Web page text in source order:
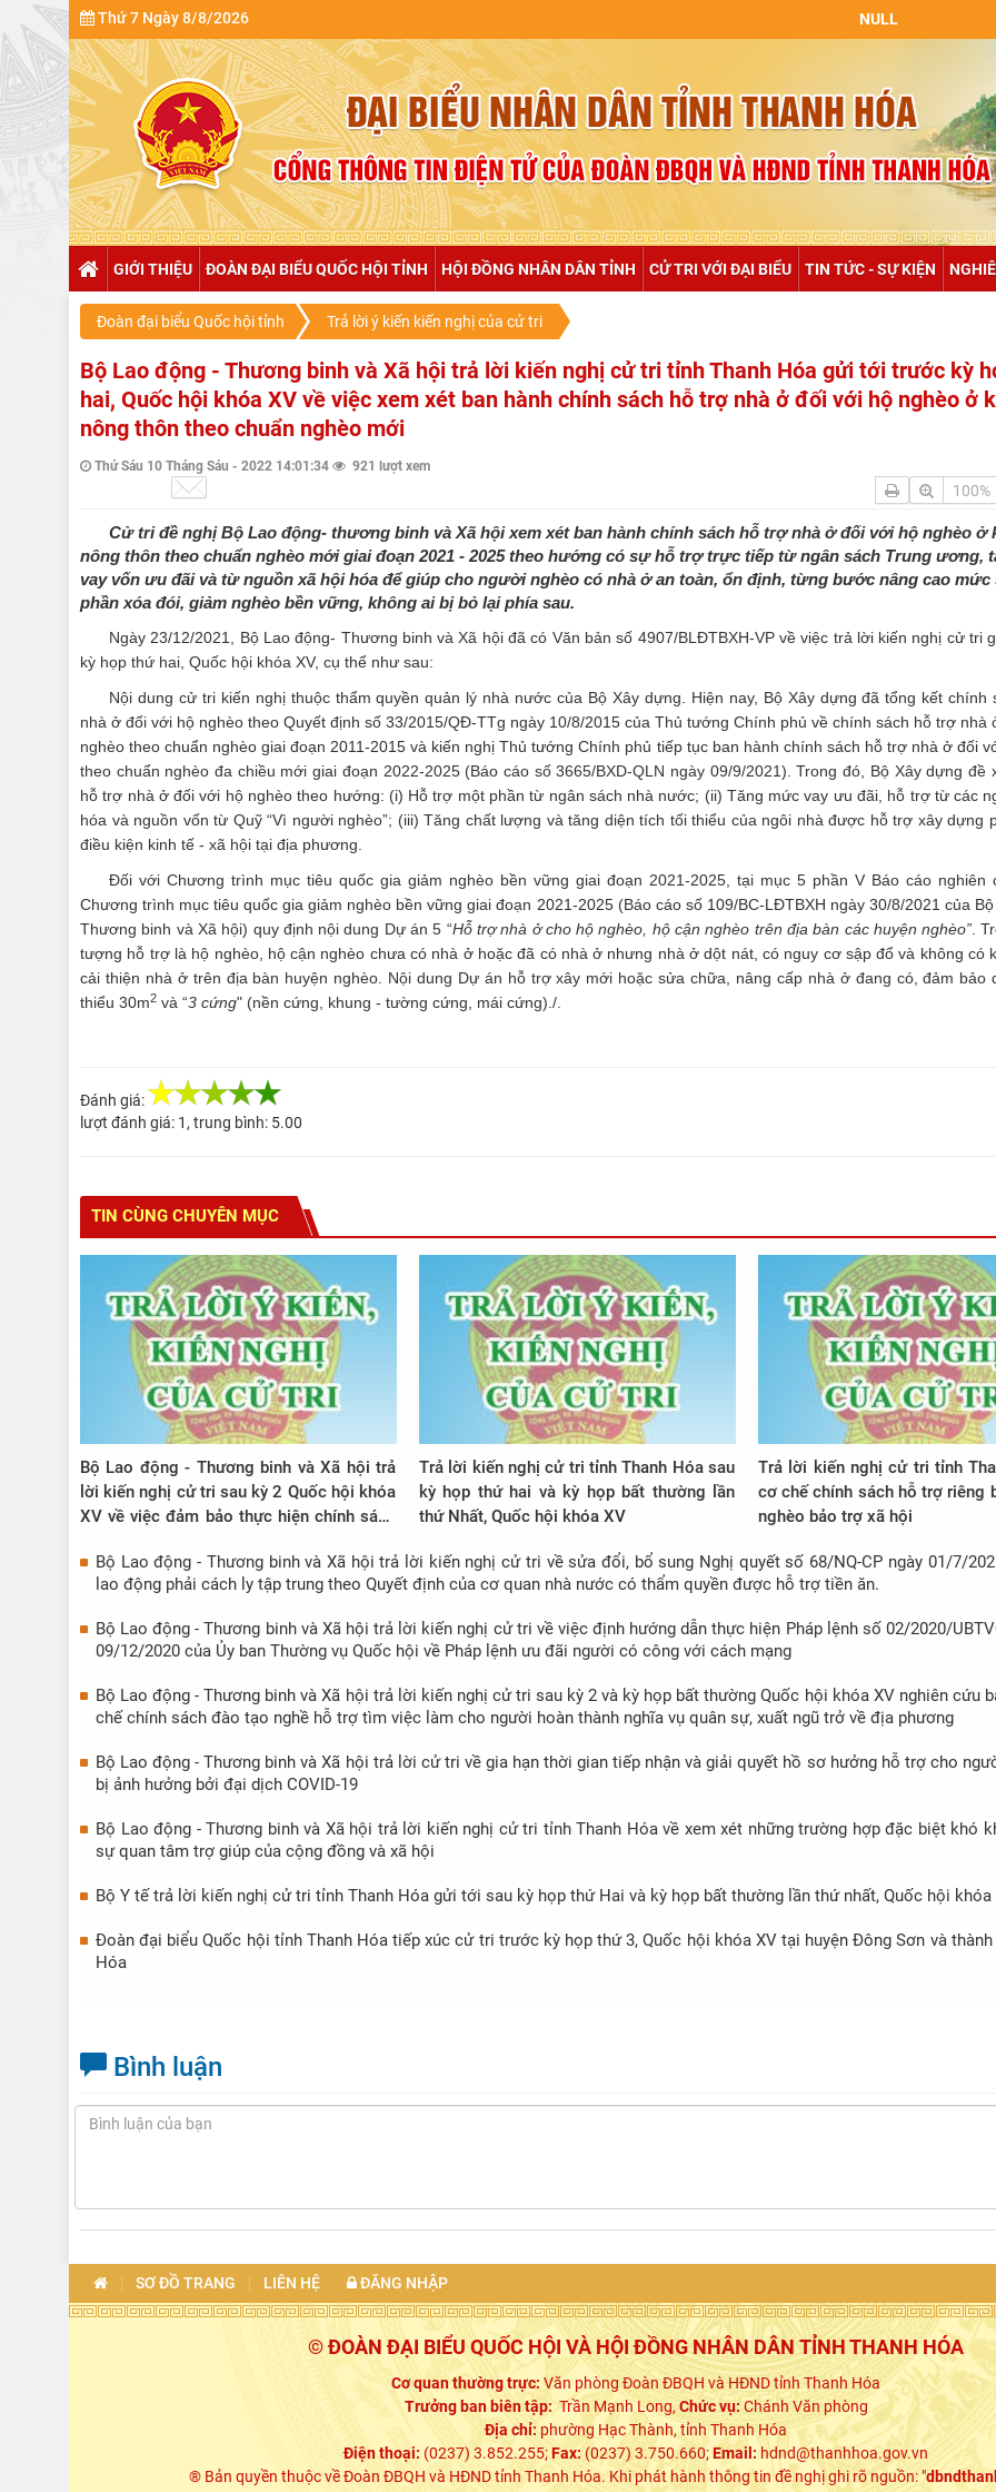
Thứ 7 Ngày 8/8/2026
GIỚI THIỆU ĐOÀN ĐẠI BIỂU QUỐC HỘI TỈNH HỘI ĐỒNG NHÂN DÂN TỈNH CỬ TRI VỚI ĐẠI BIỂU TIN TỨC - SỰ KIỆN
Đoàn đại biểu Quốc hội tỉnh Trả lời ý kiến kiến nghị của cử tri
Bộ Lao động - Thương binh và Xã hội trả lời kiến nghị cử tri tỉnh Thanh Hóa gửi tới trước kỳ
hai, Quốc hội khóa XV về việc xem xét ban hành chính sách hỗ trợ nhà ở đối với hộ nghèo ở
nông thôn theo chuẩn nghèo mới
Thứ Sáu 10 Tháng Sáu - 2022 14:01:34 921 lượt xem
100%
Cử tri đề nghị Bộ Lao động- thương binh và Xã hội xem xét ban hành chính sách hỗ trợ nhà ở đối với hộ nghèo ở
nông thôn theo chuẩn nghèo mới giai đoạn 2021 - 2025 theo hướng có sự hỗ trợ trực tiếp từ ngân sách Trung ương,
vay vốn ưu đãi và từ nguồn xã hội hóa để giúp cho người nghèo có nhà ở an toàn, ổn định, từng bước nâng cao mức
phần xóa đói, giảm nghèo bền vững, không ai bị bỏ lại phía sau.
Ngày 23/12/2021, Bộ Lao động- Thương binh và Xã hội đã có Văn bản số 4907/BLĐTBXH-VP về việc trả lời kiến nghị cử tri
kỳ họp thứ hai, Quốc hội khóa XV, cụ thể như sau:
Nội dung cử tri kiến nghị thuộc thẩm quyền quản lý nhà nước của Bộ Xây dựng. Hiện nay, Bộ Xây dựng đã tổng kết chính
nhà ở đối với hộ nghèo theo Quyết định số 33/2015/QĐ-TTg ngày 10/8/2015 của Thủ tướng Chính phủ về chính sách hỗ trợ nhà
nghèo theo chuẩn nghèo giai đoạn 2011-2015 và kiến nghị Thủ tướng Chính phủ tiếp tục ban hành chính sách hỗ trợ nhà ở đối
theo chuẩn nghèo đa chiều mới giai đoạn 2022-2025 (Báo cáo số 3665/BXD-QLN ngày 09/9/2021). Trong đó, Bộ Xây dựng đề
hỗ trợ nhà ở đối với hộ nghèo theo hướng: (i) Hỗ trợ một phần từ ngân sách nhà nước; (ii) Tăng mức vay ưu đãi, hỗ trợ từ các
hóa và nguồn vốn từ Quỹ “Vì người nghèo”; (iii) Tăng chất lượng và tăng diện tích tối thiểu của ngôi nhà được hỗ trợ xây dựng
điều kiện kinh tế - xã hội tại địa phương.
Đối với Chương trình mục tiêu quốc gia giảm nghèo bền vững giai đoạn 2021-2025, tại mục 5 phần V Báo cáo nghiên
Chương trình mục tiêu quốc gia giảm nghèo bền vững giai đoạn 2021-2025 (Báo cáo số 109/BC-LĐTBXH ngày 30/8/2021 của
Thương binh và Xã hội) quy định nội dung Dự án 5 “Hỗ trợ nhà ở cho hộ nghèo, hộ cận nghèo trên địa bàn các huyện nghèo” .
tượng hỗ trợ là hộ nghèo, hộ cận nghèo chưa có nhà ở hoặc đã có nhà ở nhưng nhà ở dột nát, có nguy cơ sập đổ và không có
cải thiện nhà ở trên địa bàn huyện nghèo. Nội dung Dự án hỗ trợ xây mới hoặc sửa chữa, nâng cấp nhà ở đang có, đảm bảo
thiểu 30m2 và “3 cứng" (nền cứng, khung - tường cứng, mái cứng)./.
Đánh giá:
lượt đánh giá: 1 , trung bình: 5.00
TIN CÙNG CHUYÊN MỤC
Bộ Lao động - Thương binh và Xã hội trả
lời kiến nghị cử tri sau kỳ 2 Quốc hội khóa
XV về việc đảm bảo thực hiện chính sách
Trả lời kiến nghị cử tri tỉnh Thanh Hóa sau
kỳ họp thứ hai và kỳ họp bất thường lần
thứ Nhất, Quốc hội khóa XV
Trả lời kiến nghị cử tri tỉnh
cơ chế chính sách hỗ trợ riêng
nghèo bảo trợ xã hội
Bộ Lao động - Thương binh và Xã hội trả lời kiến nghị cử tri về sửa đổi, bổ sung Nghị quyết số 68/NQ-CP ngày 01/7/
lao động phải cách ly tập trung theo Quyết định của cơ quan nhà nước có thẩm quyền được hỗ trợ tiền ăn.
Bộ Lao động - Thương binh và Xã hội trả lời kiến nghị cử tri về việc định hướng dẫn thực hiện Pháp lệnh số 02/2020/
09/12/2020 của Ủy ban Thường vụ Quốc hội về Pháp lệnh ưu đãi người có công với cách mạng
Bộ Lao động - Thương binh và Xã hội trả lời kiến nghị cử tri sau kỳ 2 và kỳ họp bất thường Quốc hội khóa XV nghiên cứu
chế chính sách đào tạo nghề hỗ trợ tìm việc làm cho người hoàn thành nghĩa vụ quân sự, xuất ngũ trở về địa phương
Bộ Lao động - Thương binh và Xã hội trả lời cử tri về gia hạn thời gian tiếp nhận và giải quyết hồ sơ hưởng hỗ trợ cho
bị ảnh hưởng bởi đại dịch COVID-19
Bộ Lao động - Thương binh và Xã hội trả lời kiến nghị cử tri tỉnh Thanh Hóa về xem xét những trường hợp đặc biệt khó
sự quan tâm trợ giúp của cộng đồng và xã hội
Bộ Y tế trả lời kiến nghị cử tri tỉnh Thanh Hóa gửi tới sau kỳ họp thứ Hai và kỳ họp bất thường lần thứ nhất, Quốc hội khóa
Đoàn đại biểu Quốc hội tỉnh Thanh Hóa tiếp xúc cử tri trước kỳ họp thứ 3, Quốc hội khóa XV tại huyện Đông Sơn và thành
Hóa
Bình luận
SƠ ĐỒ TRANG LIÊN HỆ ĐĂNG NHẬP
© ĐOÀN ĐẠI BIỂU QUỐC HỘI VÀ HỘI ĐỒNG NHÂN DÂN TỈNH THANH HÓA
Cơ quan thường trực: Văn phòng Đoàn ĐBQH và HĐND tỉnh Thanh Hóa
Trưởng ban biên tập:Trần Mạnh Long,Chức vụ:Chánh Văn phòng
Địa chỉ:phường Hạc Thành, tỉnh Thanh Hóa
Điện thoại: (0237) 3.852.255;Fax:(0237) 3.750.660;Email: hdnd@thanhhoa.gov.vn
® Bản quyền thuộc về Đoàn ĐBQH và HĐND tỉnh Thanh Hóa. Khi phát hành thông tin đề nghị ghi rõ nguồn: "